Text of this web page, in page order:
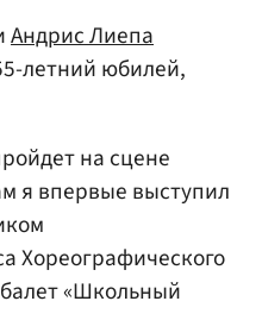
Андрис Лиепа
летний юбилей,
на сцене
я впервые выступил
Хореографического
«Школьный